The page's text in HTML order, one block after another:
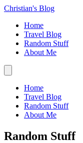
Christian's Blog
Home
Travel Blog
Random Stuff
About Me
Home
Travel Blog
Random Stuff
About Me
Random Stuff